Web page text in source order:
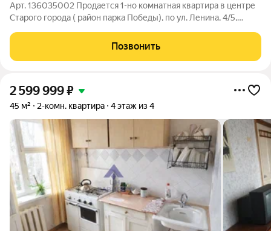
Арт. 136035002 Продается 1-но комнатная квартира в центре
Старого города ( район парка Победы), по ул. Ленина, 4/5,
незавершенного ремонта- кухня, коридор стены выравнены и
подготовлены к оклейке
Позвонить
2 599 999₽
45 м² 2-комн. квартира 4 этаж из 4